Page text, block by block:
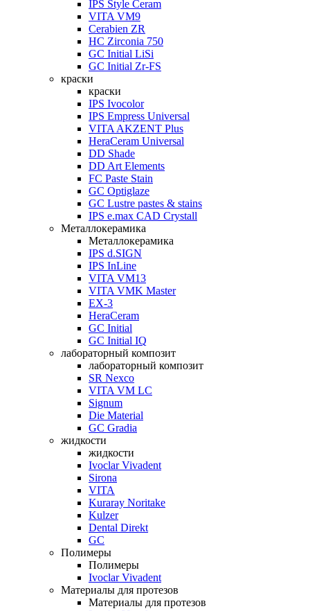
IPS Style Ceram
VITA VM9
Cerabien ZR
HC Zirconia 750
GC Initial LiSi
GC Initial Zr-FS
краски
краски
IPS Ivocolor
IPS Empress Universal
VITA AKZENT Plus
HeraCeram Universal
DD Shade
DD Art Elements
FC Paste Stain
GC Optiglaze
GC Lustre pastes & stains
IPS e.max CAD Crystall
Металлокерамика
Металлокерамика
IPS d.SIGN
IPS InLine
VITA VM13
VITA VMK Master
EX-3
HeraCeram
GC Initial
GC Initial IQ
лабораторный композит
лабораторный композит
SR Nexco
VITA VM LC
Signum
Die Material
GC Gradia
жидкости
жидкости
Ivoclar Vivadent
Sirona
VITA
Kuraray Noritake
Kulzer
Dental Direkt
GC
Полимеры
Полимеры
Ivoclar Vivadent
Материалы для протезов
Материалы для протезов